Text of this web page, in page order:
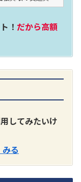
！ だから高額
してみたいけ
る